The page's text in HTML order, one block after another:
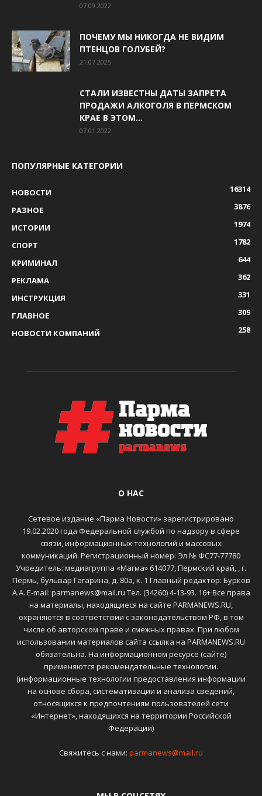
07.09.2022
ПОЧЕМУ МЫ НИКОГДА НЕ ВИДИМ
ПТЕНЦОВ ГОЛУБЕЙ?
21.07.2025
СТАЛИ ИЗВЕСТНЫ ДАТЫ ЗАПРЕТА
ПРОДАЖИ АЛКОГОЛЯ В ПЕРМСКОМ
КРАЕ В ЭТОМ...
07.01.2022
ПОПУЛЯРНЫЕ КАТЕГОРИИ
НОВОСТИ
16314
РАЗНОЕ
3876
ИСТОРИИ
1974
СПОРТ
1782
КРИМИНАЛ
644
РЕКЛАМА
362
ИНСТРУКЦИЯ
331
ГЛАВНОЕ
309
НОВОСТИ КОМПАНИЙ
258
О НАС
Сетевое издание «Парма Новости» зарегистрировано
19.02.2020 года Федеральной службой по надзору в сфере
связи, информационных технологий и массовых
коммуникаций. Регистрационный номер: Эл № ФС77-77780
Учредитель: медиагруппа «Магма» 614077, Пермский край, , г.
Пермь, бульвар Гагарина, д. 80а, к. 1 Главный редактор: Бурков
А.А. E-mail: parmanews@mail.ru Тел. (34260) 4-13-93. 16+ Все права
на материалы, находящиеся на сайте PARMANEWS.RU,
охраняются в соответствии с законодательством РФ, в том
числе об авторском праве и смежных правах. При любом
использовании материалов сайта ссылка на PARMANEWS.RU
обязательна. На информационном ресурсе (сайте)
применяются рекомендательные технологии.
(информационные технологии предоставления информации
на основе сбора, систематизации и анализа сведений,
относящихся к предпочтениям пользователей сети
«Интернет», находящихся на территории Российской
Федерации)
Свяжитесь с нами: parmanews@mail.ru